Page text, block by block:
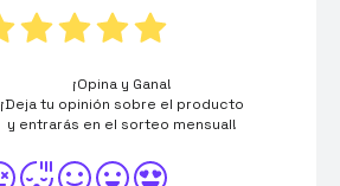
¡Opina y Gana!
¡Deja tu opinión sobre el producto
y entrarás en el sorteo mensual!